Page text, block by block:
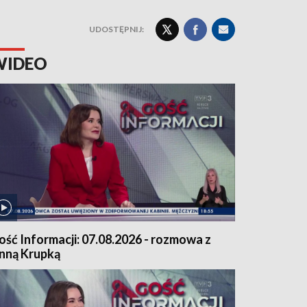
UDOSTĘPNIJ:
Informacji: 07.08.2026 - rozmowa z
Krupką